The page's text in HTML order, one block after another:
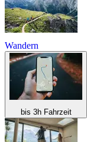
Wandern
bis 3h Fahrzeit